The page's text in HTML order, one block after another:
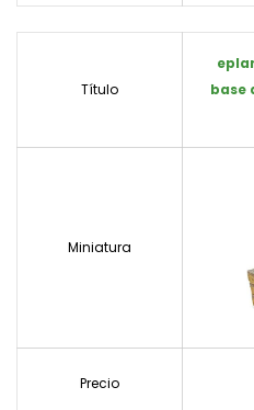
Título
base
Miniatura
Precio